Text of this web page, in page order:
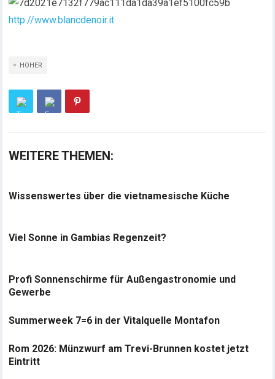
http://www.blancdenoir.it
HOHER
WEITERE THEMEN:
Wissenswertes über die vietnamesische Küche
Viel Sonne in Gambias Regenzeit?
Profi Sonnenschirme für Außengastronomie und
Gewerbe
Summerweek 7=6 in der Vitalquelle Montafon
Rom 2026: Münzwurf am Trevi-Brunnen kostet jetzt
Eintritt